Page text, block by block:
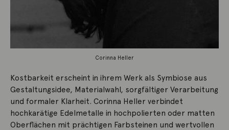
Corinna Heller
Kostbarkeit erscheint in ihrem Werk als Symbiose aus
Gestaltungsidee, Materialwahl, sorgfältiger Verarbeitung
und formaler Klarheit. Corinna Heller verbindet
hochkarätige Edelmetalle in hochpolierten oder matten
Oberflächen mit prächtigen Farbsteinen und wertvollen